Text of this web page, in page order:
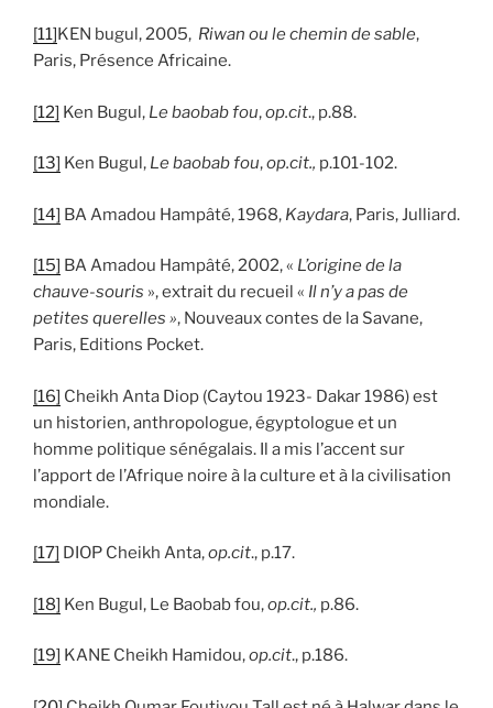
[11]KEN bugul, 2005, Riwan ou le chemin de sable,
Paris, Présence Africaine.
[12] Ken Bugul, Le baobab fou,op.cit., p.88.
[13] Ken Bugul, Le baobab fou,op.cit., p.101-102.
[14] BA Amadou Hampâté, 1968, Kaydara, Paris, Julliard.
[15] BA Amadou Hampâté, 2002, « L’origine de la
chauve-souris », extrait du recueil « Il n’y a pas de
petites querelles », Nouveaux contes de la Savane,
Paris, Editions Pocket.
[16] Cheikh Anta Diop (Caytou 1923- Dakar 1986) est
un historien, anthropologue, égyptologue et un
homme politique sénégalais. Il a mis l’accent sur
l’apport de l’Afrique noire à la culture et à la civilisation
mondiale.
[17] DIOP Cheikh Anta,op.cit., p.17.
[18] Ken Bugul, Le Baobab fou,op.cit., p.86.
[19] KANE Cheikh Hamidou,op.cit., p.186.